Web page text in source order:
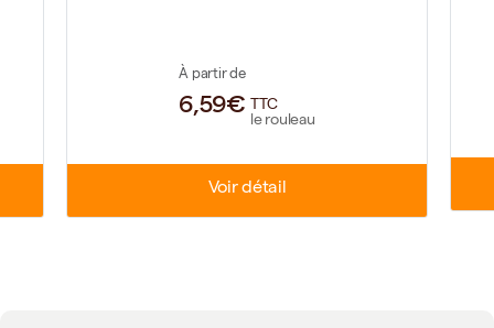
À partir de
6,59€
TTC
le rouleau
Voir détail